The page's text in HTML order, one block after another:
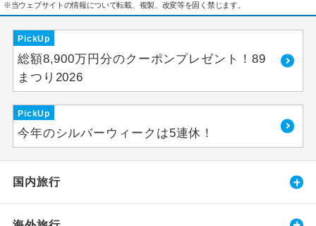
※当ウェブサイトの情報について転載、複製、改変等を固く禁じます。
PickUp
総額8,900万円分のクーポンプレゼント！89
まつり2026
PickUp
今年のシルバーウィークは5連休！
国内旅行